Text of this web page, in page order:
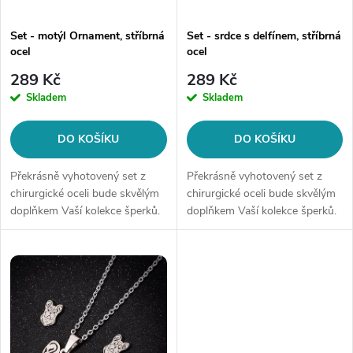
p
r
o
d
u
k
t
ů
p
r
o
d
u
k
t
ů
Set - motýl Ornament, stříbrná
ocel
289 Kč
Skladem
DO KOŠÍKU
Překrásně vyhotovený set z
chirurgické oceli bude skvělým
doplňkem Vaší kolekce šperků.
Materiál: chirurgická ocel
náušnice + řetízek s...
Set - srdce s delfínem, stříbrná
ocel
289 Kč
Skladem
DO KOŠÍKU
Překrásně vyhotovený set z
chirurgické oceli bude skvělým
doplňkem Vaší kolekce šperků.
Materiál: chirurgická ocel